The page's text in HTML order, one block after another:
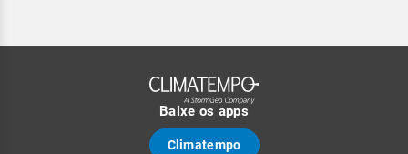
Baixe os apps
Climatempo